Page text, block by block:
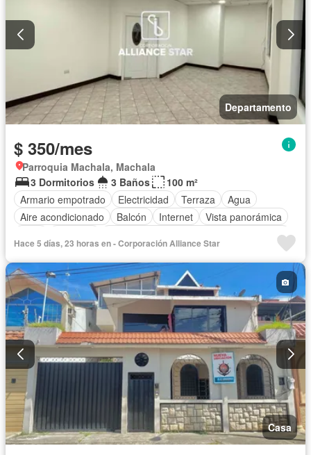
Departamento
$ 350/mes
Parroquia Machala, Machala
3 Dormitorios
3 Baños
100 m²
Armario empotrado
Electricidad Terraza
Agua
Aire acondicionado
Balcón Internet
Vista panorámica
Acceso para personas con discapacidad
Parrilla
Seguridad Alarma
Cuarto de servicio
Garita de guardianía
Sin amoblar
Hace 5 días, 23 horas en - Corporación Alliance Star
Casa